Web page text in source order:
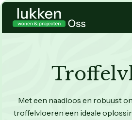
Met een naadloos en robuust
troffelvloeren een ideale